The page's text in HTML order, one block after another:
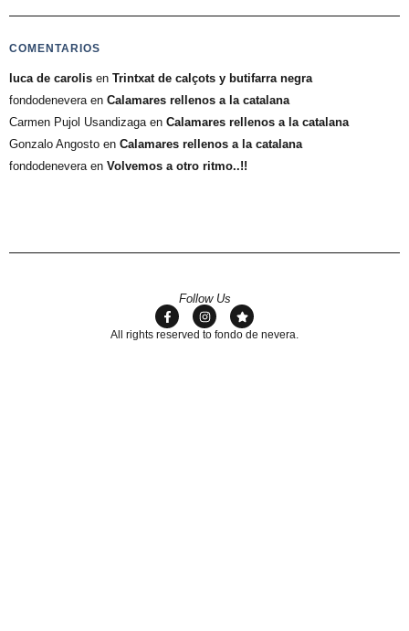
COMENTARIOS
luca de carolis en Trintxat de calçots y butifarra negra
fondodeneveraen Calamares rellenos a la catalana
Carmen Pujol Usandizagaen Calamares rellenos a la catalana
Gonzalo Angosto en Calamares rellenos a la catalana
fondodeneveraen Volvemos a otro ritmo..!!
Follow Us
All rights reserved to fondo de nevera.